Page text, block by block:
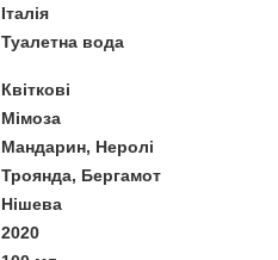
Італія
Туалетна вода
Квіткові
Мімоза
Мандарин, Неролі
Троянда, Бергамот
Нішева
2020